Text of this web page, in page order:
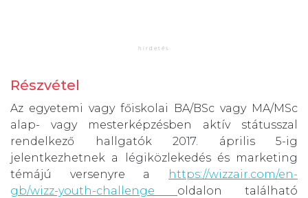
Részvétel
Az egyetemi vagy főiskolai BA/BSc vagy MA/MSc
alap- vagy mesterképzésben aktív státusszal
rendelkező hallgatók 2017. április 5-ig
jelentkezhetnek a légiközlekedés és marketing
témájú versenyre a
https://wizzair.com/en-
gb/wizz-youth-challenge oldalon található